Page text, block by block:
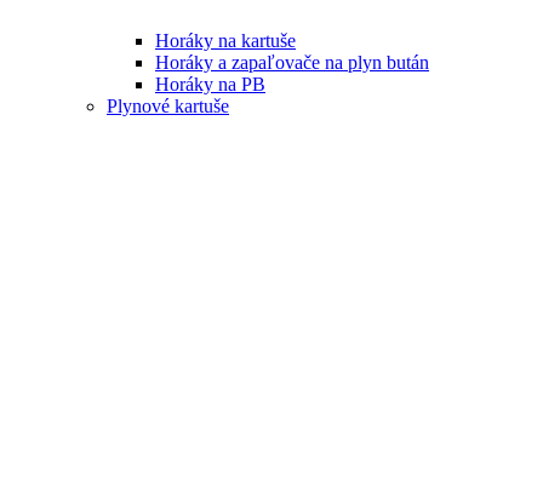
Horáky na kartuše
Horáky a zapaľovače na plyn bután
Horáky na PB
Plynové kartuše